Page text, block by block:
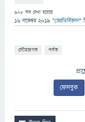
908 বার দেখা হয়েছে
16 নভেম্বর 2019 "জ্যোতির্বিজ্ঞান"
সৌরজগত পর্বত
ফেসবুক